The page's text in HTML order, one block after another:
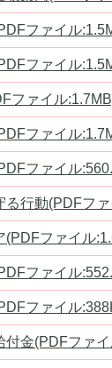
ファイル
ファイル
ファイル
ファイル
ファイル
る行動(PDFフ
(PDFファイル
ファイル
ファイル
付金(PDFファ